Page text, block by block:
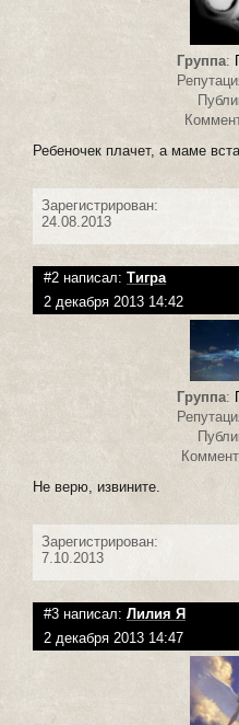
Группа:
Ребеночек плачет, а маме
Зарегистрирован:
24.08.2013
#2 написал: Тигра
2 декабря 2013 14:42
Группа:
Не верю, извините.
Зарегистрирован:
7.10.2013
#3 написал: Лилия Я
2 декабря 2013 14:47